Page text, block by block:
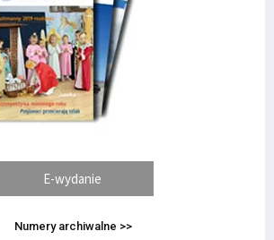
E-wydanie
Numery archiwalne >>